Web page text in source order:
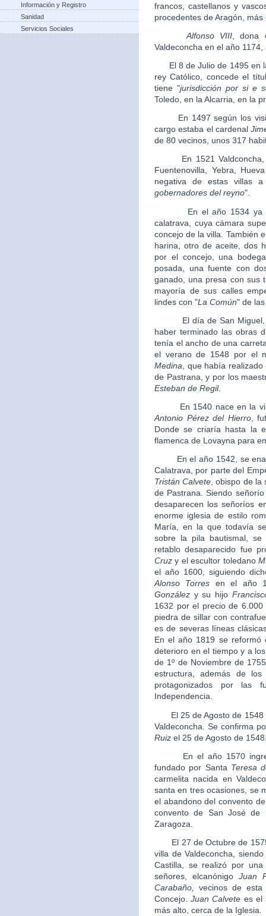
Información y Registro
Sanidad
Servicios Sociales
francos, castellanos y
procedentes de Aragón,
Alfonso VIII , dona
Valdeconcha en el año
El 8 de Julio de 1495 en
rey Católico, concede el
tiene "jurisdicción por si e
Toledo, en la Alcarria, en la
En 1497 según los
cargo estaba el cardenal
de 80 vecinos, unos 317
En 1521 Valdconcha,
Fuentenovilla, Yebra,
negativa de estas villas
gobernadores del reyno".
En el año 1534 ya
calatrava, cuya cámara
concejo de la villa. También
harina, otro de aceite, dos
por el concejo, una
posada, una fuente con
ganado, una presa con sus
mayoría de sus calles
lindes con "La Común" de
El día de San Miguel, el
haber terminado las obras
tenía el ancho de una
el verano de 1548 por el
Medina , que había
de Pastrana, y por los
Esteban de Regil.
En 1540 nace en la villa
Antonio Pérez del Hierro,
Donde se criaría hasta la
flamenca de Lovayna para
En el año 1542, se
Calatrava, por parte del
Tristán Calvete, obispo de la
de Pastrana. Siendo
desaparecen los señoríos
enorme iglesia de estilo
María, en la que todavía
sobre la pila bautismal,
retablo desaparecido fue
Cruz y el escultor toledano
el año 1600, siguiendo
Alonso Torres en el año
González y su hijo
1632 por el precio de
piedra de sillar con
es de severas líneas
En el año 1819 se reformó
deterioro en el tiempo y a
de 1º de Noviembre de
estructura, además de
protagonizados por las
Independencia.
El 25 de Agosto de 1548
Valdeconcha. Se confirma
Ruiz el 25 de Agosto de
En el año 1570 ingresa
fundado por Santa Teresa
carmelita nacida en
santa en tres ocasiones, se
el abandono del convento
convento de San José de
Zaragoza.
El 27 de Octubre de 1575
villa de Valdeconcha,
Castilla, se realizó por
señores, elcanónigoJuan
Carabaño
vecinos de
Concejo.Juan Calvete es el
más alto, cerca de la Iglesia.